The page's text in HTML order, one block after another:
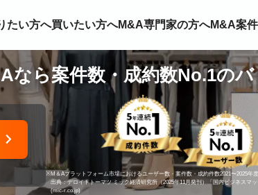
たい方へ買いたい方へM&A専門家の方へM&A案
なら案件数・成約数No.1の
※M＆Aプラットフォーム市場におけるユーザー数・案件数・成約件数2021〜2025年
出典：デロイトトーマツ ミック経済研究所（2025年11月発刊）「国内ビジネスマ
(mic-r.co.jp)